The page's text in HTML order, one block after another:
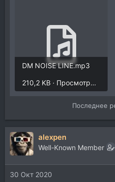
DM NOISE LINE.mp3
210,2 KB · Просмотры: 1.357
Последнее
alexpen
Well-Known Member
30 Окт 2020